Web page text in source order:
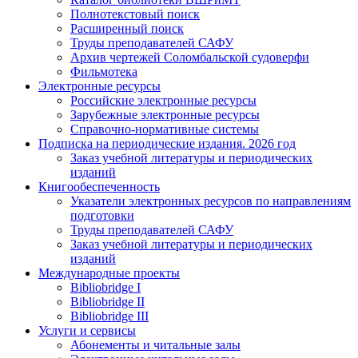
Полнотекстовый поиск
Расширенный поиск
Труды преподавателей САФУ
Архив чертежей Соломбальской судоверфи
Фильмотека
Электронные ресурсы
Российские электронные ресурсы
Зарубежные электронные ресурсы
Справочно-нормативные системы
Подписка на периодические издания. 2026 год
Заказ учебной литературы и периодических
изданий
Книгообеспеченность
Указатели электронных ресурсов по направлениям
подготовки
Труды преподавателей САФУ
Заказ учебной литературы и периодических
изданий
Международные проекты
Bibliobridge I
Bibliobridge II
Bibliobridge III
Услуги и сервисы
Абонементы и читальные залы